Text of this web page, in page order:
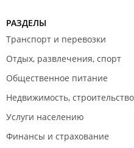
РАЗДЕЛЫ
Транспорт и перевозки
Отдых, развлечения, спорт
Общественное питание
Недвижимость,
Услуги населению
Финансы и страхование